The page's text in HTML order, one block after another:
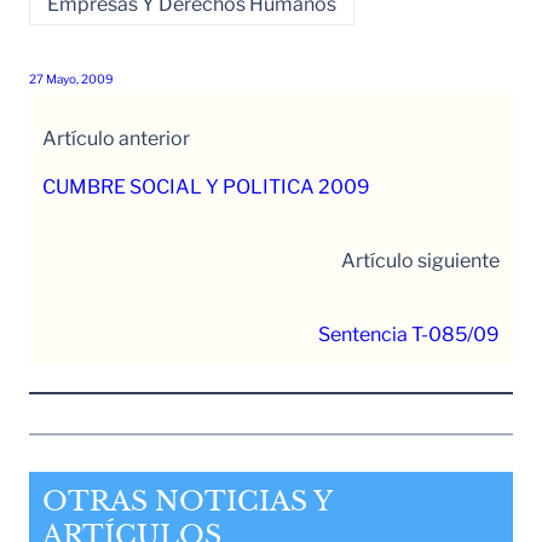
27 Mayo, 2009
Artículo anterior
CUMBRE SOCIAL Y POLITICA 2009
Artículo siguiente
Sentencia T-085/09
OTRAS NOTICIAS Y
ARTÍCULOS